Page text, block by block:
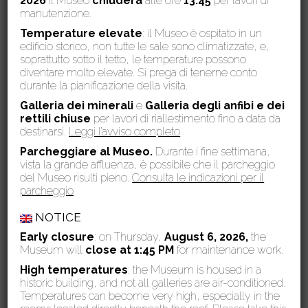
News
manutenzione.
Temperature elevate: il Museo è ospitato in un
edificio storico, non tutte le sale sono climatizzate, e,
soprattutto sotto il tetto, le temperature possono
diventare molto elevate. Si prega di tenerne conto
durante la pianificazione della visita.
Galleria dei minerali e Galleria degli anfibi e dei
rettili chiuse per lavori di riallestimento fino a data da
destinarsi. Leggi l’avviso completo
Parcheggiare al Museo. Durante i fine settimana,
vista la grande affluenza, è possibile che il parcheggio
del Museo risulti pieno.Consulta le indicazioni per il
parcheggio
NOTICE
Early closure: on Thursday, August 6, 2026, the
Museum will close at 1:45 PMfor maintenance work.
High temperatures: the Museum is housed in a
historic building, and not all galleries are air-conditioned.
Temperatures can become very high, especially in the